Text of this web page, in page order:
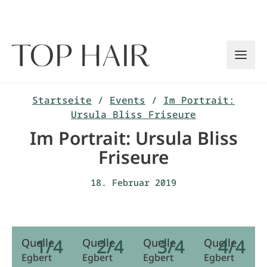
Startseite / Events / Im Portrait:
Ursula Bliss Friseure
Im Portrait: Ursula Bliss
Friseure
18. Februar 2019
1/4
Quelle
Egbert
2/4
Quelle
Egbert
3/4
Quelle
Egbert
4/4
Quelle
Egbert